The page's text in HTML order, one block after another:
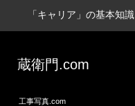
「キャリア」の基本知識
蔵衛門.com
工事写真.com